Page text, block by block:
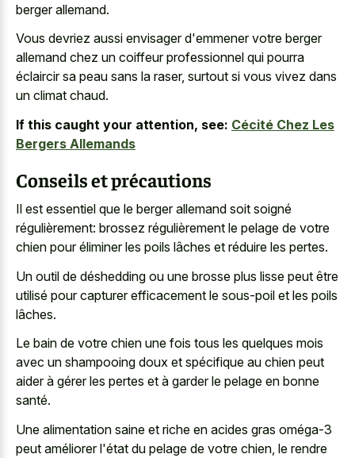
berger allemand.
Vous devriez aussi envisager d'emmener votre berger
allemand chez un coiffeur professionnel qui pourra
éclaircir sa peau sans la raser, surtout si vous vivez dans
un climat chaud.
If this caught your attention, see: Cécité Chez Les
Bergers Allemands
Conseils et précautions
Il est essentiel que le berger allemand soit soigné
régulièrement: brossez régulièrement le pelage de votre
chien pour éliminer les poils lâches et réduire les pertes.
Un outil de déshedding ou une brosse plus lisse peut être
utilisé pour capturer efficacement le sous-poil et les poils
lâches.
Le bain de votre chien une fois tous les quelques mois
avec un shampooing doux et spécifique au chien peut
aider à gérer les pertes et à garder le pelage en bonne
santé.
Une alimentation saine et riche en acides gras oméga-3
peut améliorer l'état du pelage de votre chien, le rendre